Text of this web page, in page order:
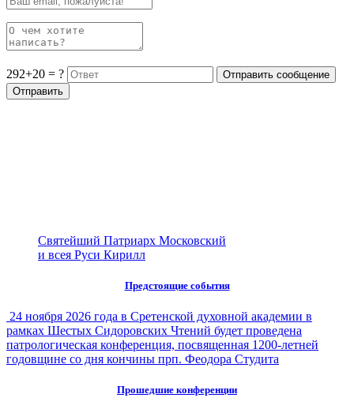
292+20 = ?
Святейший Патриарх Московский
и всея Руси Кирилл
Предстоящие события
24 ноября 2026 года в Сретенской духовной академии в
рамках Шестых Сидоровских Чтений будет проведена
патрологическая конференция, посвященная 1200-летней
годовщине со дня кончины прп. Феодора Студита
Прошедшие конференции